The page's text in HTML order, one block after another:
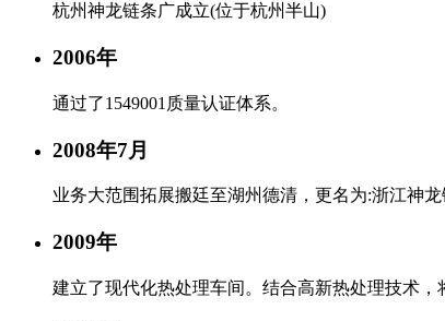
杭州神龙链条广成立(位于杭州半山)
2006年
通过了1549001质量认证体系。
2008年7月
业务大范围拓展搬廷至湖州德清，更名为:浙江神龙
2009年
建立了现代化热处理车间。结合高新热处理技术，